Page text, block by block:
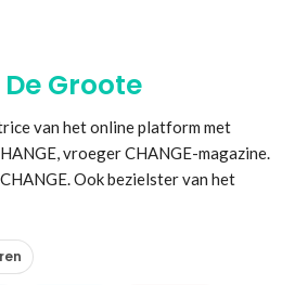
Groote
van het online platform met
vroeger CHANGE-magazine.
Ook bezielster van het